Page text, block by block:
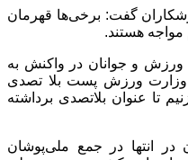
گفت: برخی‌ها قهرمان
هستند.
و جوانان در واکنش به
ورزش پست بلا تصدی
تا عنوان بلاتصدی برداشته
انتها در جمع ملی‌پوشان